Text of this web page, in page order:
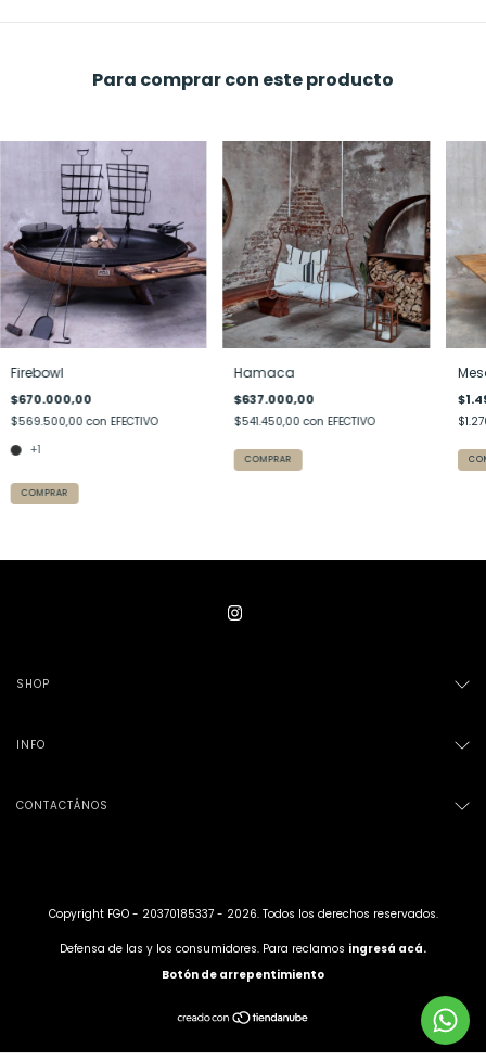
Para comprar con este producto
Firebowl
$670.000,00
$569.500,00con EFECTIVO
+1
COMPRAR
Hamaca
$637.000,00
$541.450,00con EFECTIVO
SHOP
INFO
CONTACTÁNOS
Copyright FGO - 20370185337 - 2026. Todos los derechos reservados.
Defensa de las y los consumidores. Para reclamos ingresá acá.
Botón de arrepentimiento